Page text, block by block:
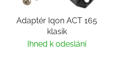
Adaptér Iqon ACT 165
klasik
Ihned k odeslání